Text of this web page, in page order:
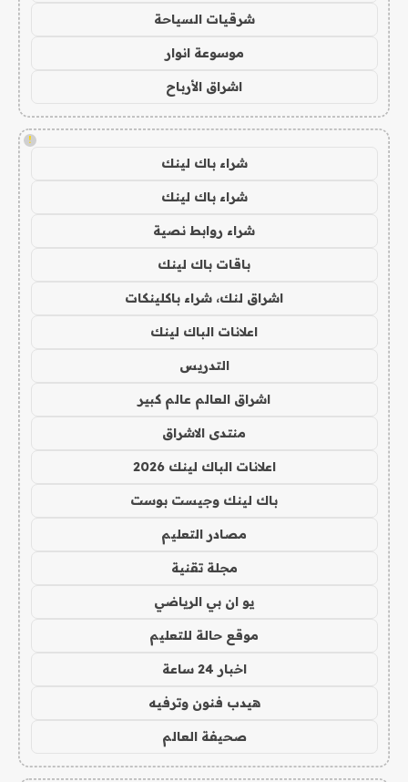
شرقيات السياحة
موسوعة انوار
اشراق الأرباح
!
شراء باك لينك
شراء باك لينك
شراء روابط نصية
باقات باك لينك
اشراق لنك، شراء باكلينكات
اعلانات الباك لينك
التدريس
اشراق العالم عالم كبير
منتدى الاشراق
اعلانات الباك لينك 2026
باك لينك وجيست بوست
مصادر التعليم
مجلة تقنية
يو ان بي الرياضي
موقع حالة للتعليم
اخبار 24 ساعة
هيدب فنون وترفيه
صحيفة العالم